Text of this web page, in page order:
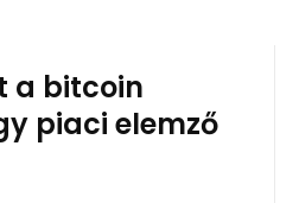
a bitcoin
piaci elemző